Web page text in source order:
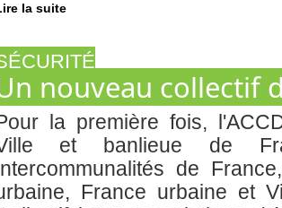
la suite
nouveau collectif
la première fois,
et banlieue de
de
France urbaine et